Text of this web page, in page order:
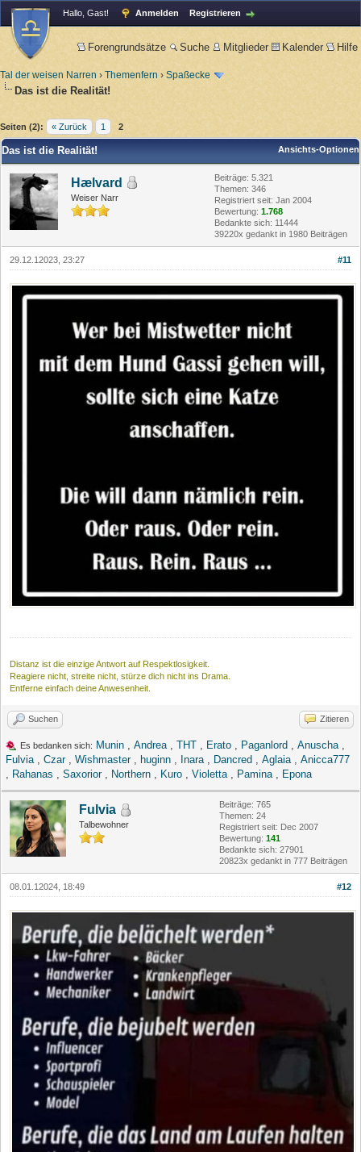
Hallo, Gast! Anmelden Registrieren
Forengrundsätze Suche Mitglieder Kalender Hilfe
Tal der weisen Narren › Themenfern › Spaßecke
Das ist die Realität!
Seiten (2): « Zurück 1 2
Ansichts-Optionen
Das ist die Realität!
Hælvard
Weiser Narr
Beiträge: 5.321
Themen: 346
Registriert seit: Jan 2004
Bewertung: 1.768
Bedankte sich: 11444
39220x gedankt in 1980 Beiträgen
#11
29.12.12023, 23:27
Distanz ist die einzige Antwort auf Respektlosigkeit.
Reagiere nicht, streite nicht, stürze dich nicht ins Drama.
Entferne einfach deine Anwesenheit.
Suchen Zitieren
Es bedanken sich: Munin , Andrea, THT , Erato , Paganlord , Anuscha,
Fulvia, Czar, Wishmaster, huginn , Inara, Dancred , Aglaia, Anicca777
, Rahanas , Saxorior, Northern , Kuro , Violetta, Pamina, Epona
Fulvia
Talbewohner
Beiträge: 765
Themen: 24
Registriert seit: Dec 2007
Bewertung: 141
Bedankte sich: 27901
20823x gedankt in 777 Beiträgen
#12
08.01.12024, 18:49